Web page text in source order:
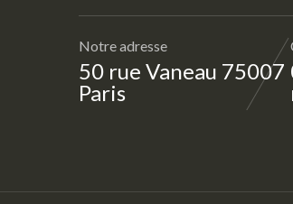
Notre adresse
50 rue Vaneau 75007
Paris